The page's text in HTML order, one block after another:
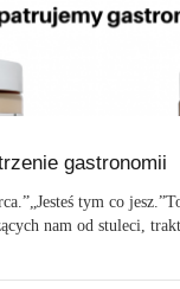
gastronomii
tym co
nam od stuleci,